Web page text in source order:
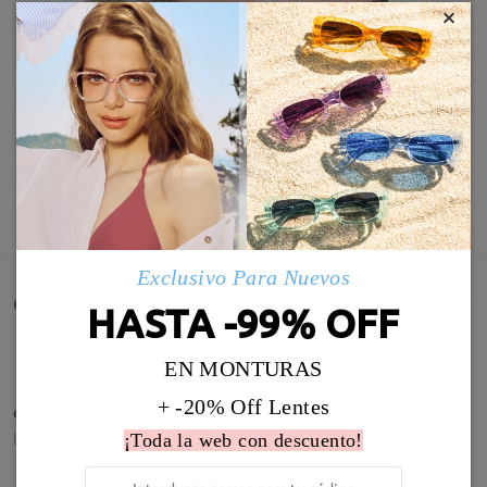
MOSTRAR MÁS
Comentarios de Clientes(1515)
૮₍ ˃ ⤙ ˂ ₎ა
by Aug 7 , 2026
×
Exclusivo Para Nuevos
HASTA -99% OFF
EN MONTURAS
+ -20% Off Lentes
¡Toda la web con descuento!